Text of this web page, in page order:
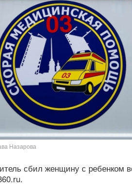
Назарова
сбил женщину с ребенком